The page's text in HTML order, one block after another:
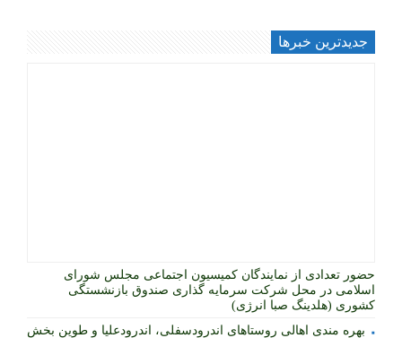
جديدترين خبرها
حضور تعدادی از نمایندگان کمیسیون اجتماعی مجلس شورای
اسلامی در محل شرکت سرمایه گذاری صندوق بازنشستگی
کشوری (هلدینگ صبا انرژی)
بهره مندی اهالی روستاهای اندرودسفلی، اندرودعلیا و طوین بخش